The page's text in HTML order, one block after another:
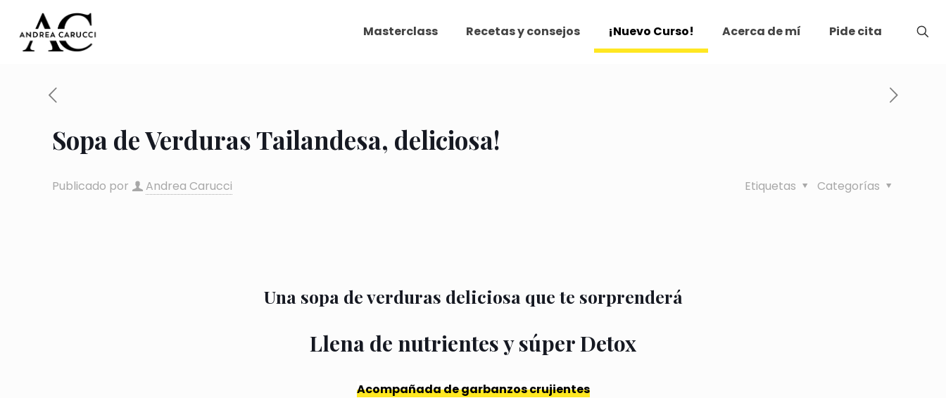
Masterclass Recetas y consejos ¡Nuevo Curso! Acerca de mí Pide cita
Sopa de Verduras Tailandesa, deliciosa!
Publicado por Andrea Carucci Categorías
Etiquetas
Una sopa de verduras deliciosa que te sorprenderá
Llena de nutrientes y súper Detox
Acompañada de garbanzos crujientes